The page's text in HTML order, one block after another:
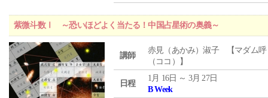
紫微斗数Ⅰ ～恐いほどよく当たる！中国占星術の奥義～
講師
赤見（あかみ）淑子 【マダム呼
（ココ）】
日程
1月 16日 ～ 3月 27日
B Week